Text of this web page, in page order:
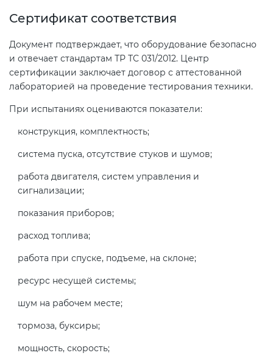
Сертификат соответствия
Документ подтверждает, что оборудование безопасно
и отвечает стандартам ТР ТС 031/2012. Центр
сертификации заключает договор с аттестованной
лабораторией на проведение тестирования техники.
При испытаниях оцениваются показатели:
конструкция, комплектность;
система пуска, отсутствие стуков и шумов;
работа двигателя, систем управления и
сигнализации;
показания приборов;
расход топлива;
работа при спуске, подъеме, на склоне;
ресурс несущей системы;
шум на рабочем месте;
тормоза, буксиры;
мощность, скорость;